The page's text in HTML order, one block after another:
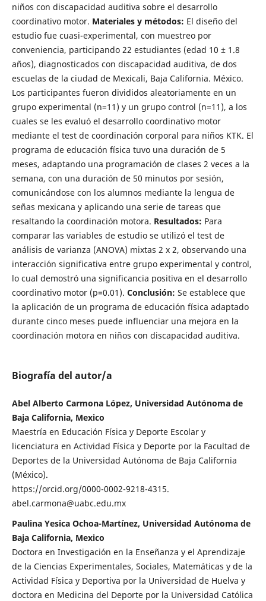
niños con discapacidad auditiva sobre el desarrollo
coordinativo motor. Materiales y métodos: El diseño del
estudio fue cuasi-experimental, con muestreo por
conveniencia, participando 22 estudiantes (edad 10 ± 1.8
años), diagnosticados con discapacidad auditiva, de dos
escuelas de la ciudad de Mexicali, Baja California. México.
Los participantes fueron divididos aleatoriamente en un
grupo experimental (n=11) y un grupo control (n=11), a los
cuales se les evaluó el desarrollo coordinativo motor
mediante el test de coordinación corporal para niños KTK. El
programa de educación física tuvo una duración de 5
meses, adaptando una programación de clases 2 veces a la
semana, con una duración de 50 minutos por sesión,
comunicándose con los alumnos mediante la lengua de
señas mexicana y aplicando una serie de tareas que
resaltando la coordinación motora. Resultados: Para
comparar las variables de estudio se utilizó el test de
análisis de varianza (ANOVA) mixtas 2 x 2, observando una
interacción significativa entre grupo experimental y control,
lo cual demostró una significancia positiva en el desarrollo
coordinativo motor (p=0.01). Conclusión: Se establece que
la aplicación de un programa de educación física adaptado
durante cinco meses puede influenciar una mejora en la
coordinación motora en niños con discapacidad auditiva.
Biografía del autor/a
Abel Alberto Carmona López, Universidad Autónoma de
Baja California, Mexico
Maestría en Educación Física y Deporte Escolar y
licenciatura en Actividad Física y Deporte por la Facultad de
Deportes de la Universidad Autónoma de Baja California
(México).
https://orcid.org/0000-0002-9218-4315.
abel.carmona@uabc.edu.mx
Paulina Yesica Ochoa-Martínez, Universidad Autónoma de
Baja California, Mexico
Doctora en Investigación en la Enseñanza y el Aprendizaje
de la Ciencias Experimentales, Sociales, Matemáticas y de la
Actividad Física y Deportiva por la Universidad de Huelva y
doctora en Medicina del Deporte por la Universidad Católica